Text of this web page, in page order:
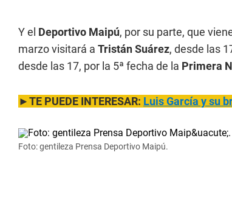
Y el Deportivo Maipú, por su parte, que
marzo visitará a Tristán Suárez, desde las
desde las 17, por la 5ª fecha de la Primera
►TE PUEDE INTERESAR: Luis García y su
Foto: gentileza Prensa Deportivo Maipú.